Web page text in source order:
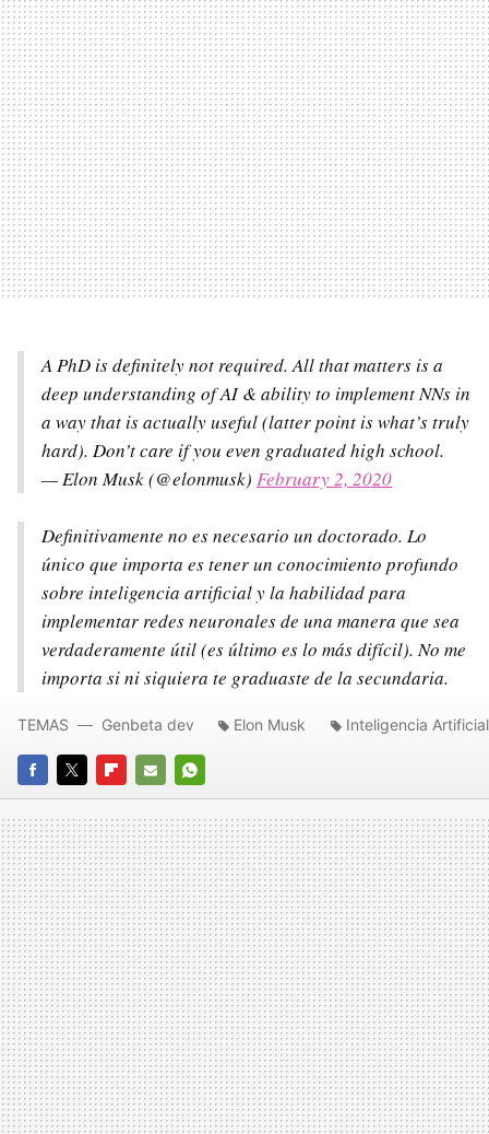
A PhD is definitely not required. All that matters is a
deep understanding of AI & ability to implement NNs in
a way that is actually useful (latter point is what’s truly
hard). Don’t care if you even graduated high school.
— Elon Musk (@elonmusk) February 2, 2020
Definitivamente no es necesario un doctorado. Lo
único que importa es tener un conocimiento profundo
sobre inteligencia artificial y la habilidad para
implementar redes neuronales de una manera que sea
verdaderamente útil (es último es lo más difícil). No me
importa si ni siquiera te graduaste de la secundaria.
FACEBOOK
TWITTERFLIPBOARD
E-
MAIL
WHATSAPP
TEMAS Genbeta dev Elon Musk Inteligencia Artificial